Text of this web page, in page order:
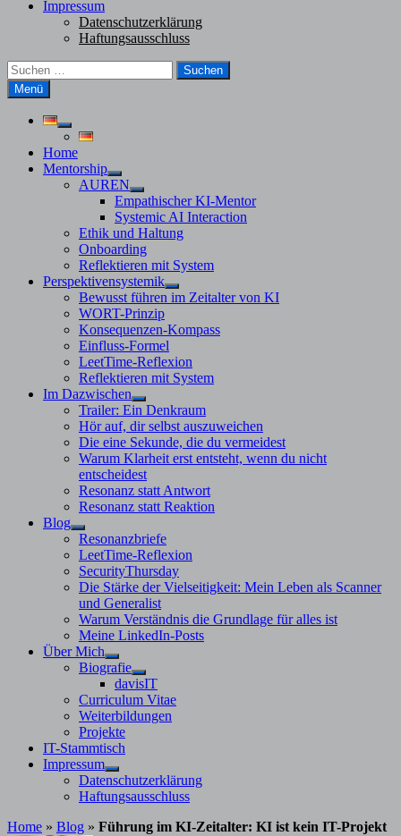
Impressum
Datenschutzerklärung
Haftungsausschluss
Suchen
nach:
Menü
Untermenü
anzeigen
Home
Mentorship
Untermenü
anzeigen
AUREN
Untermenü
anzeigen
Empathischer KI-Mentor
Systemic AI Interaction
Ethik und Haltung
Onboarding
Reflektieren mit System
Perspektivensystemik
Untermenü
anzeigen
Bewusst führen im Zeitalter von KI
WORT-Prinzip
Konsequenzen-Kompass
Einfluss-Formel
LeetTime-Reflexion
Reflektieren mit System
Im Dazwischen
Untermenü
anzeigen
Trailer: Ein Denkraum
Hör auf, dir selbst auszuweichen
Die eine Sekunde, die du vermeidest
Warum Klarheit erst entsteht, wenn du nicht
entscheidest
Resonanz statt Antwort
Resonanz statt Reaktion
Blog
Untermenü
anzeigen
Resonanzbriefe
LeetTime-Reflexion
SecurityThursday
Die Stärke der Vielseitigkeit: Mein Leben als Scanner
und Generalist
Warum Verständnis die Grundlage für alles ist
Meine LinkedIn-Posts
Über Mich
Untermenü
anzeigen
Biografie
Untermenü
anzeigen
davisIT
Curriculum Vitae
Weiterbildungen
Projekte
IT-Stammtisch
Impressum
Untermenü
anzeigen
Datenschutzerklärung
Haftungsausschluss
Home » Blog » Führung im KI-Zeitalter: KI ist kein IT-Projekt